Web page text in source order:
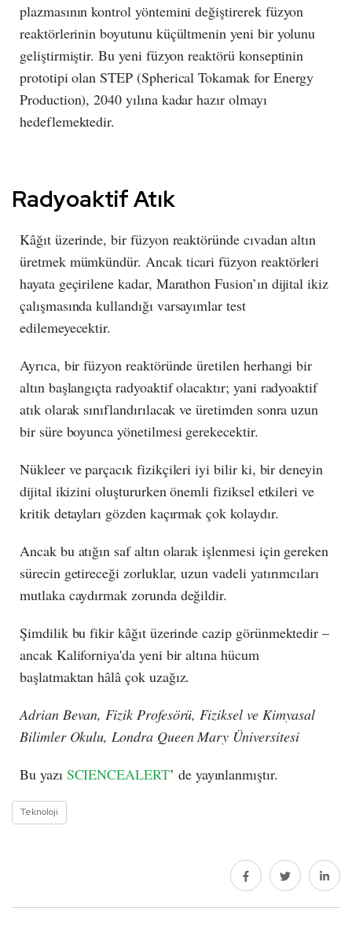
plazmasının kontrol yöntemini değiştirerek füzyon
reaktörlerinin boyutunu küçültmenin yeni bir yolunu
geliştirmiştir. Bu yeni füzyon reaktörü konseptinin
prototipi olan STEP (Spherical Tokamak for Energy
Production), 2040 yılına kadar hazır olmayı
hedeflemektedir.
Radyoaktif Atık
Kâğıt üzerinde, bir füzyon reaktöründe cıvadan altın
üretmek mümkündür. Ancak ticari füzyon reaktörleri
hayata geçirilene kadar, Marathon Fusion’ın dijital ikiz
çalışmasında kullandığı varsayımlar test
edilemeyecektir.
Ayrıca, bir füzyon reaktöründe üretilen herhangi bir
altın başlangıçta radyoaktif olacaktır; yani radyoaktif
atık olarak sınıflandırılacak ve üretimden sonra uzun
bir süre boyunca yönetilmesi gerekecektir.
Nükleer ve parçacık fizikçileri iyi bilir ki, bir deneyin
dijital ikizini oluştururken önemli fiziksel etkileri ve
kritik detayları gözden kaçırmak çok kolaydır.
Ancak bu atığın saf altın olarak işlenmesi için gereken
sürecin getireceği zorluklar, uzun vadeli yatırımcıları
mutlaka caydırmak zorunda değildir.
Şimdilik bu fikir kâğıt üzerinde cazip görünmektedir –
ancak Kaliforniya'da yeni bir altına hücum
başlatmaktan hâlâ çok uzağız.
Adrian Bevan, Fizik Profesörü, Fiziksel ve Kimyasal
Bilimler Okulu, Londra Queen Mary Üniversitesi
Bu yazı SCIENCEALERT’ de yayınlanmıştır.
Teknoloji